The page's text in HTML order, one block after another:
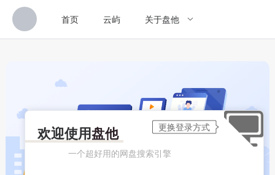
首页 云屿 关于盘他
欢迎使用盘他
一个超好用的网盘搜索引擎